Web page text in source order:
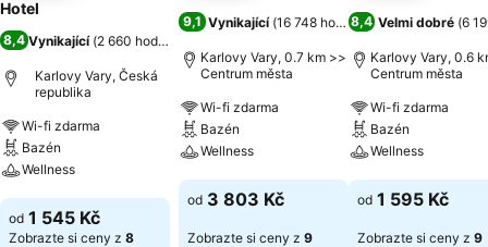
Hotel
8,4 Vynikající (2 660 hodnocení
Karlovy Vary, Česká
republika
Wi-fi zdarma
Bazén
Wellness
Ukázat ceny
od 1 545 Kč
Zobrazte si ceny z 8
9,1 Vynikající (16 748 hodnocení)
Karlovy Vary, 0.7 km >>
Centrum města
Wi-fi zdarma
Bazén
Wellness
Ukázat ceny
od 3 803 Kč
Zobrazte si ceny z 9
8,4 Velmi dobré (6
Karlovy Vary, 0.6
Centrum města
Wi-fi zdarma
Bazén
Wellness
Ukázat ceny
od 1 595 Kč
Zobrazte si ceny z 9